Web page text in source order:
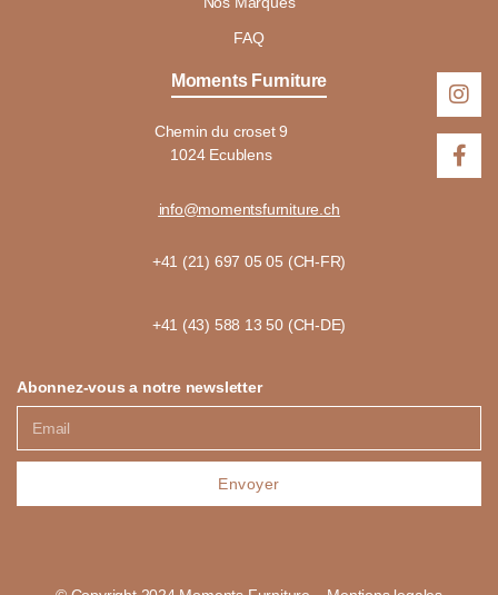
FAQ
Moments Furniture
Chemin du croset 9
1024 Ecublens
info@momentsfurniture.ch
+41 (21) 697 05 05 (CH-FR)
+41 (43) 588 13 50 (CH-DE)
Abonnez-vous a notre newsletter
Envoyer